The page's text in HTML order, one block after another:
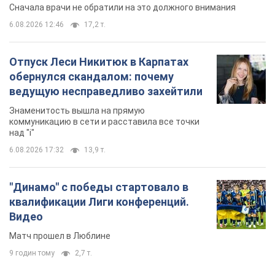
Сначала врачи не обратили на это должного внимания
6.08.2026 12:46 17,2 т.
Отпуск Леси Никитюк в Карпатах
обернулся скандалом: почему
ведущую несправедливо захейтили
Знаменитость вышла на прямую
коммуникацию в сети и расставила все точки
над "i"
6.08.2026 17:32 13,9 т.
"Динамо" с победы стартовало в
квалификации Лиги конференций.
Видео
Матч прошел в Люблине
9 годин тому 2,7 т.